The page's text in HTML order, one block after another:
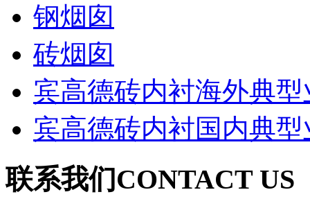
钢烟囱
砖烟囱
宾高德砖内衬海外典型
宾高德砖内衬国内典型
联系我们 CONTACT US